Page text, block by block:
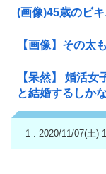
(画像)45歳のビ
【画像】その太
【呆然】 婚活
と結婚するしか
1 : 2020/11/07(土)